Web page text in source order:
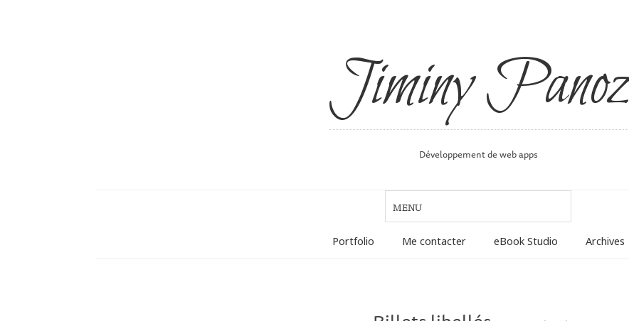
Jiminy Panoz
Développement de web apps
Portfolio Me contacter eBook Studio Archives